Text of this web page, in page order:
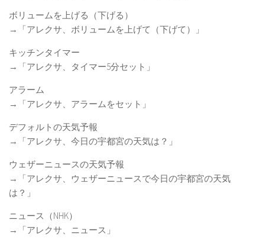
ボリュームを上げる（下げる）
→「アレクサ、ボリュームを上げて（下げて）」
キッチンタイマー
→「アレクサ、タイマー5分セット」
アラーム
→「アレクサ、アラームをセット」
デフォルトの天気予報
→「アレクサ、今日の宇都宮の天気は？」
ウェザーニュースの天気予報
→「アレクサ、ウェザーニュースで今日の宇都宮の天気
は？」
ニュース（NHK）
→「アレクサ、ニュース」